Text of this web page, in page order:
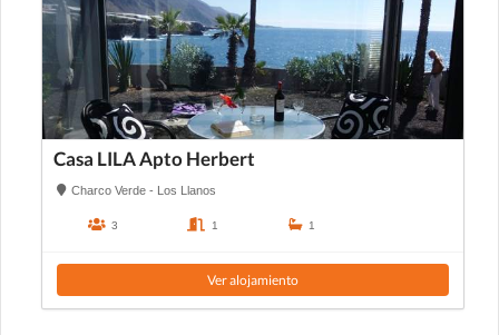
Casa LILA Apto Herbert
Charco Verde - Los Llanos
3 1 1
Ver alojamiento